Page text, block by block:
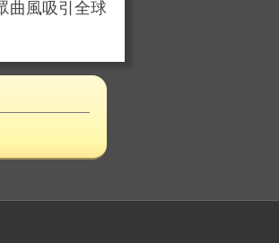
曲風吸引全球